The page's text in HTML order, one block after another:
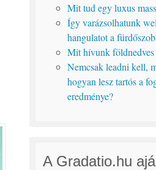
Mit tud egy luxus
Így varázsolhatunk
hangulatot a
Mit hívunk földnedves
Nemcsak leadni kell,
hogyan lesz tartós a
eredménye?
A Gradatio.hu